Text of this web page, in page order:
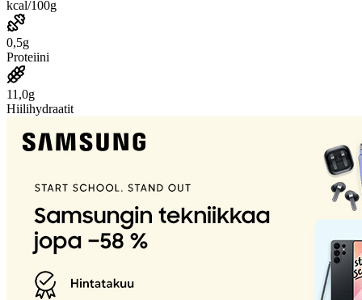
kcal/100g
0,5g
Proteiini
11,0g
Hiilihydraatit